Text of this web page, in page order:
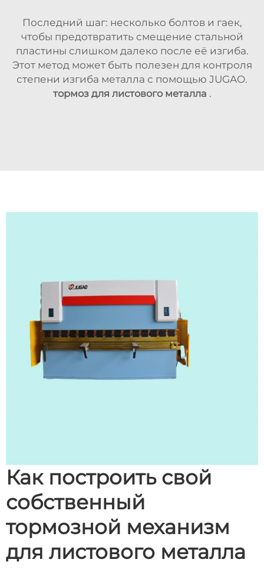
Последний шаг: несколько болтов и гаек,
чтобы предотвратить смещение стальной
пластины слишком далеко после её изгиба.
Этот метод может быть полезен для контроля
степени изгиба металла с помощью JUGAO.
тормоз для листового металла .
Как построить свой
собственный
тормозной механизм
для листового металла